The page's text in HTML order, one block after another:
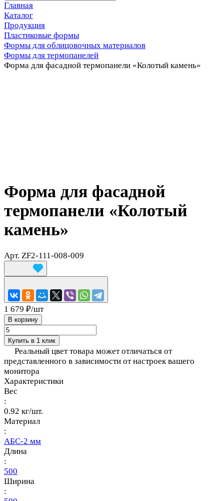
Главная
Каталог
Продукция
Пластиковые формы
Формы для облицовочных материалов
Формы для термопанелей
Форма для фасадной термопанели «Колотый камень»
Форма для фасадной
термопанели «Колотый
камень»
Арт. ZF2-111-008-009
1 679 ₽/шт
В корзину
Купить в 1 клик
Реальный цвет товара может отличаться от
представленного в зависимости от настроек вашего
монитора
Характеристики
Вес
:
0.92 кг/шт.
Материал
:
АБС-2 мм
Длина
:
500
Ширина
: